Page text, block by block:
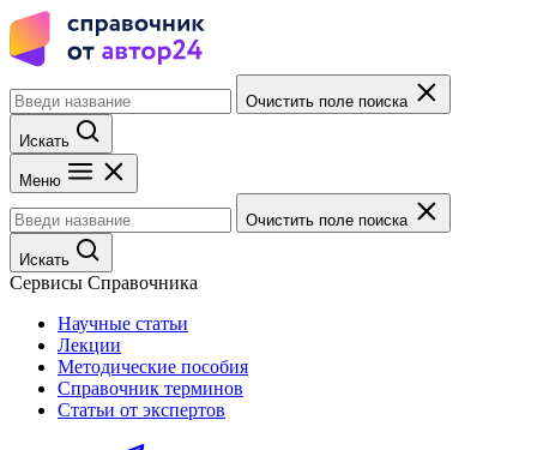
Очистить поле поиска
Искать
Меню
Очистить поле поиска
Искать
Сервисы Справочника
Научные статьи
Лекции
Методические пособия
Справочник терминов
Статьи от экспертов